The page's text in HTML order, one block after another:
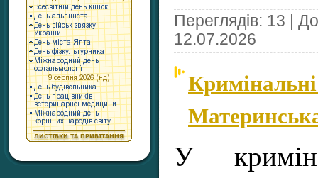
Переглядів: 13 |
12.07.2026
Кримінальні
У